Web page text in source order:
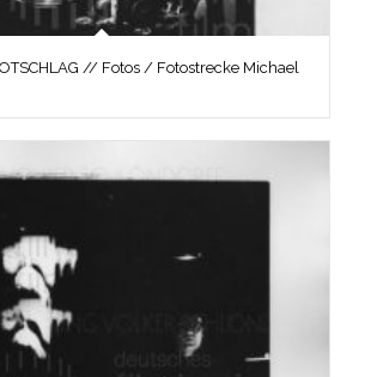
// Fotos / Fotostrecke Michael